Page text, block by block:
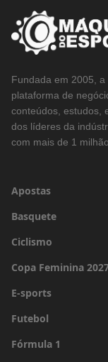
Fundada em 2005,
plataforma de
conteúdos, estudos,
dos líderes da
com mais de 1
Apostas
Basquete
Ciclismo
Copa Feminina
E-sports
Futebol
Fórmula 1